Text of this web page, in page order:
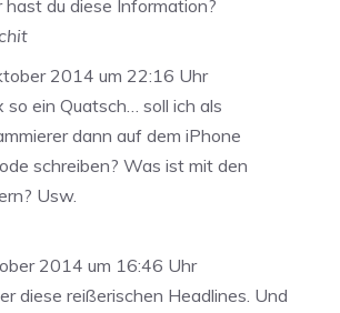
hast du diese Information?
2014 um 22:16 Uhr
so ein Quatsch… soll ich als
dann auf dem iPhone
schreiben? Was ist mit den
Usw.
2014 um 16:46 Uhr
diese reißerischen Headlines. Und